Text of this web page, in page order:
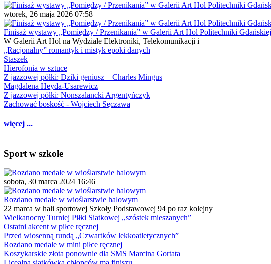
wtorek, 26 maja 2026 07:58
Finisaż wystawy „Pomiędzy / Przenikania” w Galerii Art Hol Politechniki Gdańskiej
W Galerii Art Hol na Wydziale Elektroniki, Telekomunikacji i
„Racjonalny” romantyk i mistyk epoki danych
Staszek
Hierofonia w sztuce
Z jazzowej półki: Dziki geniusz – Charles Mingus
Magdalena Heyda-Usarewicz
Z jazzowej półki: Nonszalancki Argentyńczyk
Zachować boskość - Wojciech Sęczawa
więcej ...
Sport w szkole
sobota, 30 marca 2024 16:46
Rozdano medale w wioślarstwie halowym
22 marca w hali sportowej Szkoły Podstawowej 94 po raz kolejny
Wielkanocny Turniej Piłki Siatkowej ,,szóstek mieszanych”
Ostatni akcent w piłce ręcznej
Przed wiosenną rundą „Czwartków lekkoatletycznych”
Rozdano medale w mini piłce ręcznej
Koszykarskie złota ponownie dla SMS Marcina Gortata